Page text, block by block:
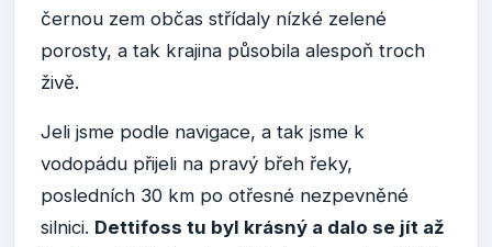
černou zem občas střídaly nízké zelené
porosty, a tak krajina působila alespoň troch
živě.
Jeli jsme podle navigace, a tak jsme k
vodopádu přijeli na pravý břeh řeky,
posledních 30 km po otřesné nezpevněné
silnici. Dettifoss tu byl krásný a dalo se jít až